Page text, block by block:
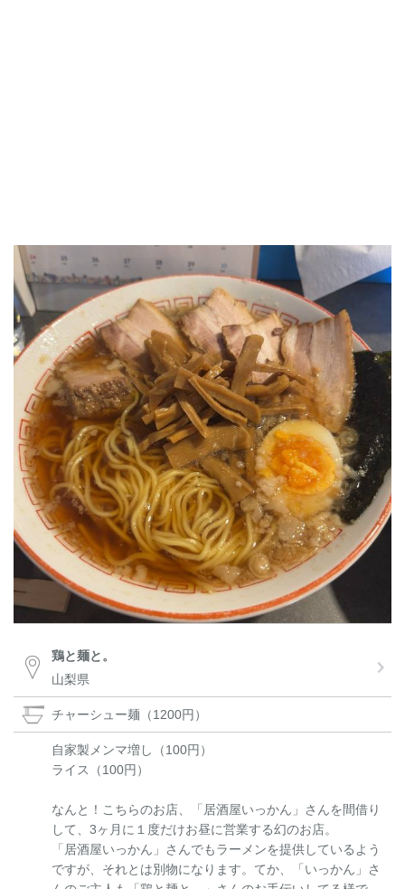
鶏と麺と。
山梨県
チャーシュー麺（1200円）
自家製メンマ増し（100円）
ライス（100円）
なんと！こちらのお店、「居酒屋いっかん」さんを間借り
して、3ヶ月に１度だけお昼に営業する幻のお店。
「居酒屋いっかん」さんでもラーメンを提供しているよう
ですが、それとは別物になります。てか、「いっかん」さ